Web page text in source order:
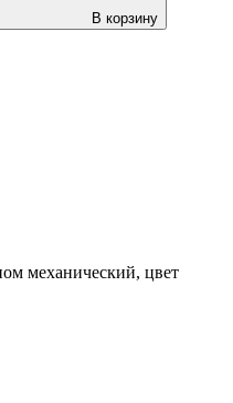
В корзину
механический, цвет